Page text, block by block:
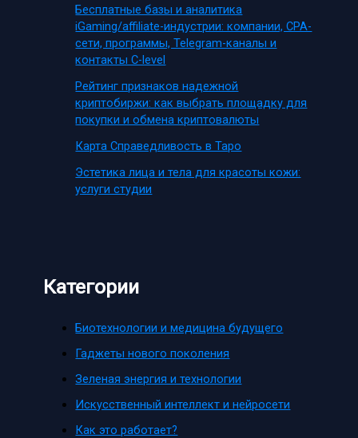
Бесплатные базы и аналитика
iGaming/affiliate-индустрии: компании, CPA-
сети, программы, Telegram-каналы и
контакты C-level
Рейтинг признаков надежной
криптобиржи: как выбрать площадку для
покупки и обмена криптовалюты
Карта Справедливость в Таро
Эстетика лица и тела для красоты кожи:
услуги студии
Категории
Биотехнологии и медицина будущего
Гаджеты нового поколения
Зеленая энергия и технологии
Искусственный интеллект и нейросети
Как это работает?